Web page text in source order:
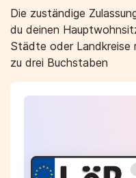
Die zuständige
du deinen
Städte oder Landkreise
zu drei Buchstaben